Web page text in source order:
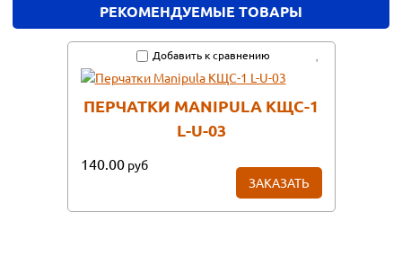
РЕКОМЕНДУЕМЫЕ ТОВАРЫ
Добавить к сравнению
ПЕРЧАТКИ MANIPULA КЩС-1
L-U-03
140.00 руб
ЗАКАЗАТЬ